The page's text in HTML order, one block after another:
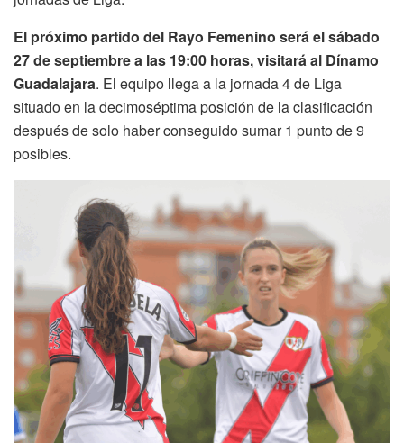
El próximo partido del Rayo Femenino será el sábado
27 de septiembre a las 19:00 horas, visitará al Dínamo
Guadalajara. El equipo llega a la jornada 4 de Liga
situado en la decimoséptima posición de la clasificación
después de solo haber conseguido sumar 1 punto de 9
posibles.